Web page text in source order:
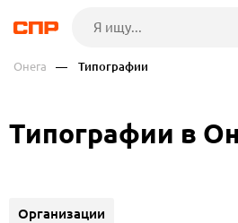
Онега — Типографии
Типографии в
Организации